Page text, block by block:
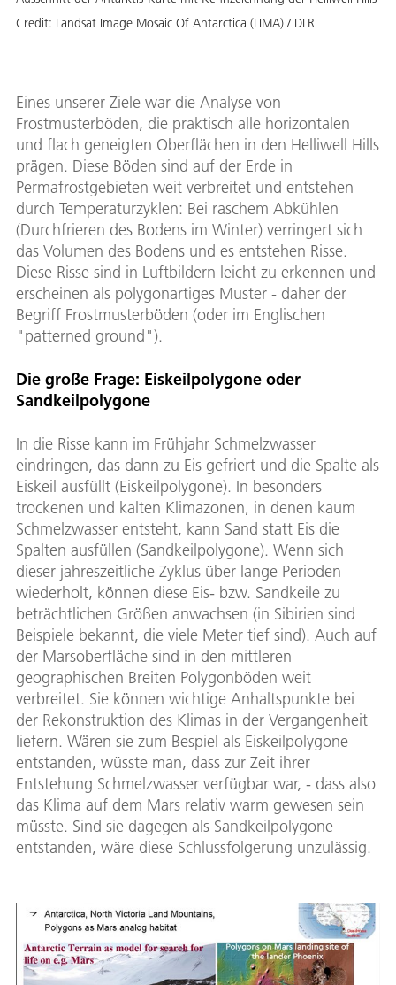
Credit: Landsat Image Mosaic Of Antarctica (LIMA) / DLR
Eines unserer Ziele war die Analyse von
Frostmusterböden, die praktisch alle horizontalen
und flach geneigten Oberflächen in den Helliwell Hills
prägen. Diese Böden sind auf der Erde in
Permafrostgebieten weit verbreitet und entstehen
durch Temperaturzyklen: Bei raschem Abkühlen
(Durchfrieren des Bodens im Winter) verringert sich
das Volumen des Bodens und es entstehen Risse.
Diese Risse sind in Luftbildern leicht zu erkennen und
erscheinen als polygonartiges Muster - daher der
Begriff Frostmusterböden (oder im Englischen
"patterned ground").
Die große Frage: Eiskeilpolygone oder
Sandkeilpolygone
In die Risse kann im Frühjahr Schmelzwasser
eindringen, das dann zu Eis gefriert und die Spalte als
Eiskeil ausfüllt (Eiskeilpolygone). In besonders
trockenen und kalten Klimazonen, in denen kaum
Schmelzwasser entsteht, kann Sand statt Eis die
Spalten ausfüllen (Sandkeilpolygone). Wenn sich
dieser jahreszeitliche Zyklus über lange Perioden
wiederholt, können diese Eis- bzw. Sandkeile zu
beträchtlichen Größen anwachsen (in Sibirien sind
Beispiele bekannt, die viele Meter tief sind). Auch auf
der Marsoberfläche sind in den mittleren
geographischen Breiten Polygonböden weit
verbreitet. Sie können wichtige Anhaltspunkte bei
der Rekonstruktion des Klimas in der Vergangenheit
liefern. Wären sie zum Bespiel als Eiskeilpolygone
entstanden, wüsste man, dass zur Zeit ihrer
Entstehung Schmelzwasser verfügbar war, - dass also
das Klima auf dem Mars relativ warm gewesen sein
müsste. Sind sie dagegen als Sandkeilpolygone
entstanden, wäre diese Schlussfolgerung unzulässig.